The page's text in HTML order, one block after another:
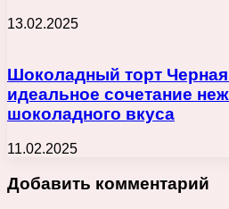
13.02.2025
Шоколадный торт
идеальное сочетание
шоколадного вкуса
11.02.2025
Добавить комментарий